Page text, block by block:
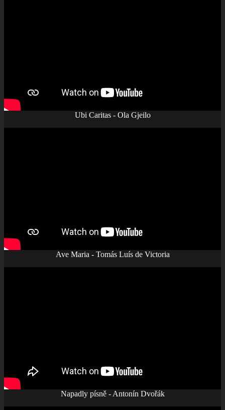
Ubi Caritas - Ola Gjeilo
Ave Maria - Tomás Luís de Victoria
Napadly písně - Antonín Dvořák